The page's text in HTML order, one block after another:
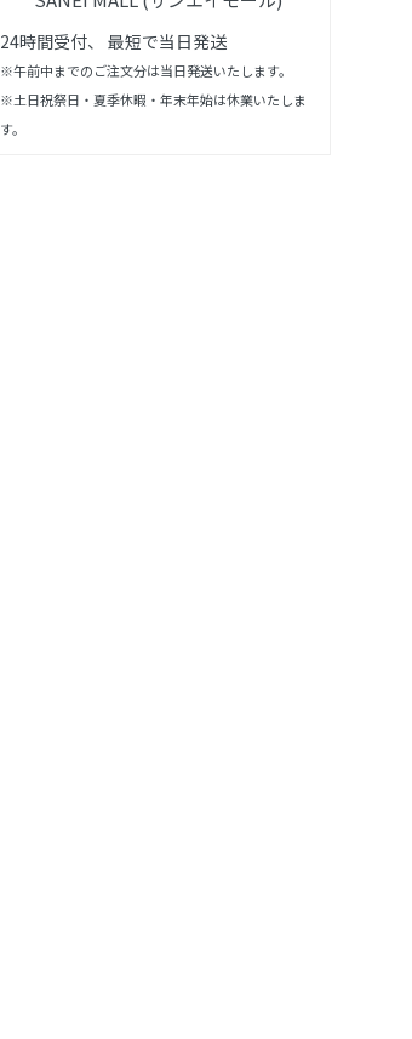
24時間受付、 最短で当日発送
※午前中までのご注文分は当日発送いたします。
※土日祝祭日・夏季休暇・年末年始は休業いたしま
す。